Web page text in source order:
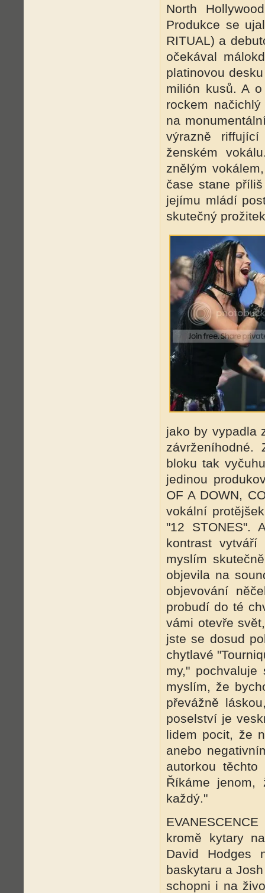
North
Produkce se
RITUAL) a
očekával
platinovou
milión kusů. A
rockem
na
výrazně
ženském
znělým
čase stane
jejímu mládí
skutečný
jako by vypadla
bloku tak
jedinou
OF A DOWN,
vokální
"12 STONES".
kontrast
myslím
objevila na
objevování
probudí do té
vámi otevře
jste se dosud
chytlavé
my,"
myslím, že
převážně
poselství je
lidem pocit, že
anebo
autorkou
Říkáme
každý."
kromě kytary
David Hodges
baskytaru a
schopni i na